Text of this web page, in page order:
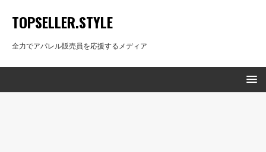
TOPSELLER.STYLE
全力でアパレル販売員を応援するメディア